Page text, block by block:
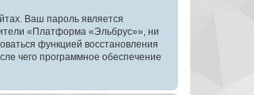
Ваш пароль является
«Платформа «Эльбрус»», ни
функцией восстановления
чего программное обеспечение